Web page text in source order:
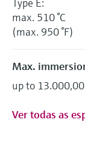
max. 510 °C
(max. 950 °F)
Max.
up to
Ver todas as